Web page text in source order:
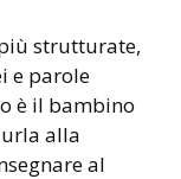
strutturate,
e parole
è il bambino
urla alla
al